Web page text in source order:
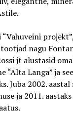
nagu
jt alustasid
“Alta Langa” ja
Juba 2002.
ja 2011.